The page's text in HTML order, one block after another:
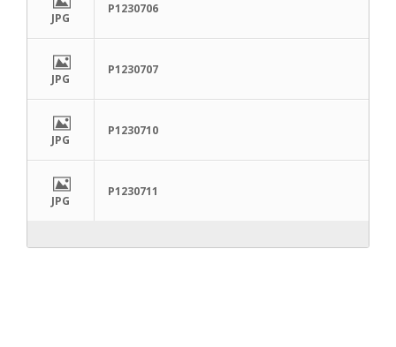
JPG
P1230706
JPG
P1230707
JPG
P1230710
JPG
P1230711